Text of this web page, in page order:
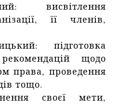
висвітлення
її членів,
підготовка
щодо
права, проведення
тощо.
своєї мети,